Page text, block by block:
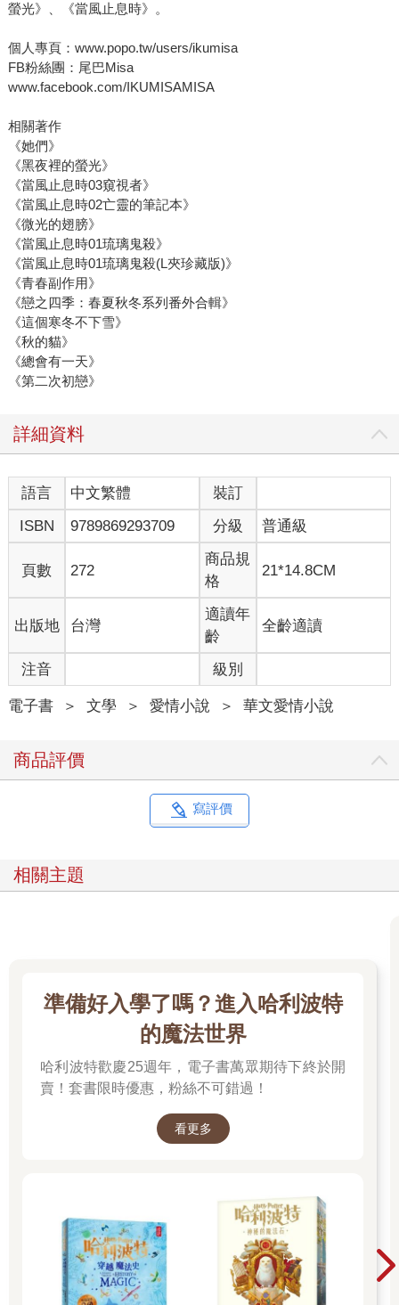
螢光》、《當風止息時》。
個人專頁：www.popo.tw/users/ikumisa
FB粉絲團：尾巴Misa
www.facebook.com/IKUMISAMISA
相關著作
《她們》
《黑夜裡的螢光》
《當風止息時03窺視者》
《當風止息時02亡靈的筆記本》
《微光的翅膀》
《當風止息時01琉璃鬼殺》
《當風止息時01琉璃鬼殺(L夾珍藏版)》
《青春副作用》
《戀之四季：春夏秋冬系列番外合輯》
《這個寒冬不下雪》
《秋的貓》
《總會有一天》
《第二次初戀》
詳細資料
語言 中文繁體
裝訂
ISBN
9789869293709 分級 普通級
頁數 272
商品規
格
21*14.8CM
出版地 台灣
適讀年
齡
全齡適讀
注音 級別
電子書 ＞ 文學 ＞ 愛情小說 ＞ 華文愛情小說
商品評價
寫評價
相關主題
準備好入學了嗎？進入哈利波特
的魔法世界
哈利波特歡慶25週年，電子書萬眾期待下終於開
賣！套書限時優惠，粉絲不可錯過！
看更多